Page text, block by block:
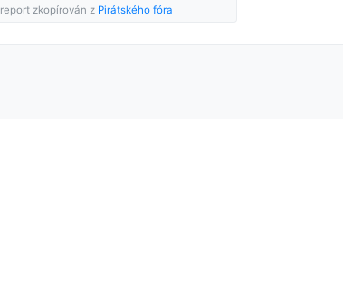
report zkopírován z Pirátského fóra